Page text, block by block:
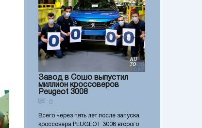
Завод в Сошо выпустил
миллион кроссоверов
Peugeot 3008
0
Всего через пять лет после запуска
кроссовера PEUGEOT 3008 второго